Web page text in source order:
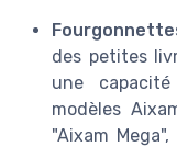
des petites
une
modèles
"Aixam